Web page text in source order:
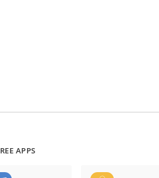
APPS